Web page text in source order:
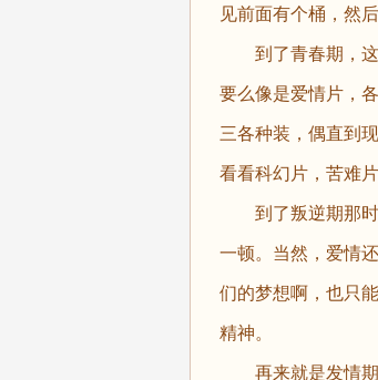
见前面有个桶，然
到了青春期，这
要么像是爱情片，
三各种装，偶直到
看看科幻片，苦难
到了叛逆期那时
一顿。当然，爱情
们的梦想啊，也只
精神。
再来就是发情期